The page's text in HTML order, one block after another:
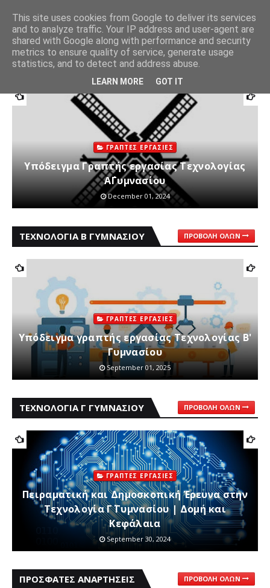
My Texnologia
ΤΕΧΝΟΛΟΓΙΑ Α ΓΥΜΝΑΣΙΟΥ ΠΡΟΒΟΛΉ ΌΛΩΝ
ΓΡΑΠΤΕΣ ΕΡΓΑΣΙΕΣ
Υπόδειγμα Γραπτής εργασίας Τεχνολογίας
Α΄Γυμνασίου
December 01, 2024
ΤΕΧΝΟΛΟΓΙΑ Β ΓΥΜΝΑΣΙΟΥ ΠΡΟΒΟΛΉ ΌΛΩΝ
ΓΡΑΠΤΕΣ ΕΡΓΑΣΙΕΣ
Υπόδειγμα γραπτής εργασίας Τεχνολογίας Β'
Γυμνασίου
September 01, 2025
ΤΕΧΝΟΛΟΓΙΑ Γ ΓΥΜΝΑΣΙΟΥ ΠΡΟΒΟΛΉ ΌΛΩΝ
ΓΡΑΠΤΕΣ ΕΡΓΑΣΙΕΣ
Πειραματική και Δημοσκοπική Έρευνα στην
Τεχνολογία Γ΄ Γυμνασίου | Δομή και
Κεφάλαια
September 30, 2024
ΠΡΌΣΦΑΤΕΣ ΑΝΑΡΤΉΣΕΙΣ ΠΡΟΒΟΛΉ ΌΛΩΝ
This site uses cookies from Google to deliver its services
and to analyze traffic. Your IP address and user-agent are
shared with Google along with performance and security
metrics to ensure quality of service, generate usage
statistics, and to detect and address abuse.
LEARN MORE GOT IT